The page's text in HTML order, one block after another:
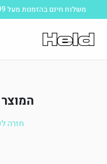
משלוח חינם בהזמנות מעל ₪199 | זמן אספקה: 3-7 ימי עסקים
חזרה